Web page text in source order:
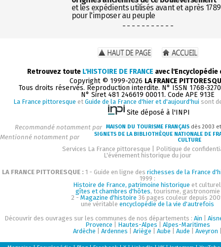
et les expédients utilisés avant et après 1789
pour l'imposer au peuple
- - - - - - - - - - -
Retrouvez toute L'HISTOIRE DE FRANCE avec
Copyright © 1999-2026 LA FRANCE
Tous droits réservés. Reproduction interdite. N° ISSN 1768-
N° Siret 481 246619 00011. Code APE 913E
La France pittoresque et Guide de la France d'hier et d'aujourd'hui sont
Site déposé à l'INPI
Recommandé notamment par MAISON DU TOURISME FRANÇAIS dès 2003
Mentionné notamment par
SIGNETS DE LA BIBLIOTHÈQUE NATIONALE DE
CULTURE
Services La France pittoresque
Politique de
L'événement historique du jour
LA FRANCE PITTORESQUE : 1 - Guide en ligne des richesses de la France
1999 :
Histoire de France, patrimoine historique et
gîtes et chambres d'hôtes, tourisme, gastronomie
2 - Magazine d'histoire 36 pages couleur depuis
une véritableencyclopédie de la vie d'autrefois
Découvrir des ouvrages sur les communes de nos départements :Ain |
Provence
Hautes-Alpes
Alpes-Maritimes
Ardèche |Ardennes |Ariège |Aube |Aude |Aveyron